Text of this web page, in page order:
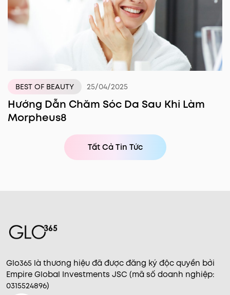
BEST OF BEAUTY 25/04/2025
Hướng Dẫn Chăm Sóc Da Sau Khi Làm
Morpheus8
Tất Cả Tin Tức
Glo365 là thương hiệu đã được đăng ký độc quyền bởi
Empire Global Investments JSC (mã số doanh nghiệp:
0315524896)